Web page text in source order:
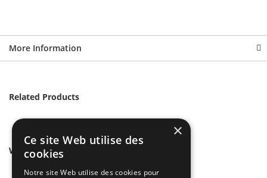
More Information
Related Products
We found other products you might like!
×
Ce site Web utilise des
cookies
Notre site Web utilise des cookies pour